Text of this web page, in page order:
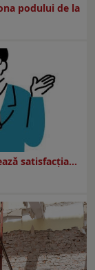
podului de la
satisfacția...